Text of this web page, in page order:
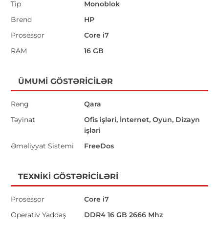
Tip
Monoblok
Brend
HP
Prosessor
Core i7
RAM
16 GB
ÜMUMI GÖSTƏRICILƏR
Rəng
Qara
Təyinat
Ofis işləri, İnternet, Oyun, Dizayn
işləri
Əməliyyat Sistemi
FreeDos
TEXNIKI GÖSTƏRICILƏRI
Prosessor
Core i7
Operativ Yaddaş
DDR4 16 GB 2666 Mhz